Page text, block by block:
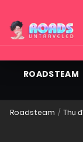
ROADSTEAM
Roadsteam Thụ